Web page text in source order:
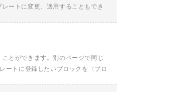
ートに変更、適用することもでき
とができます。別のページで同じ
ートに登録したいブロックを〈ブロ